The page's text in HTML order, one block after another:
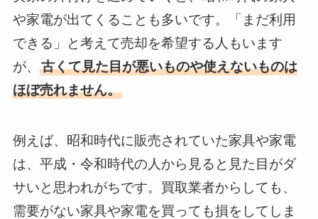
や家電が出てくることも多いです。「まだ利用
できる」と考えて売却を希望する人もいます
が、 古くて見た目が悪いものや使えないものは
ほぼ売れません。
例えば、昭和時代に販売されていた家具や家電
は、平成・令和時代の人から見ると見た目がダ
サいと思われがちです。買取業者からしても、
需要がない家具や家電を買っても損をしてしま